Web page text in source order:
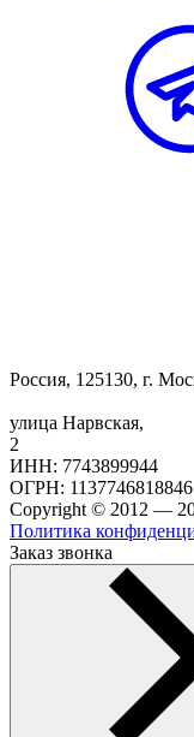
Россия, 125130, г.
улица Нарвская,
2
ИНН: 7743899944
ОГРН: 1137746818846
Copyright © 2012 —
Политика
Заказ звонка